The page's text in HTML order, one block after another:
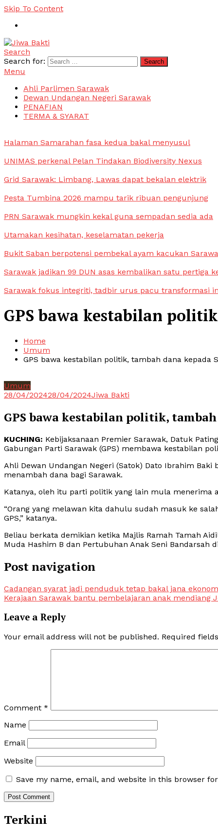
Skip To Content
Jiwa Bakti
Suara PBB Sarawak
Search
Search for:
Menu
Ahli Parlimen Sarawak
Dewan Undangan Negeri Sarawak
PENAFIAN
TERMA & SYARAT
Halaman Samarahan fasa kedua bakal menyusul
UNIMAS perkenal Pelan Tindakan Biodiversity Nexus
Grid Sarawak: Limbang, Lawas dapat bekalan elektrik
Pesta Tumbina 2026 mampu tarik ribuan pengunjung
PRN Sarawak mungkin kekal guna sempadan sedia ada
Utamakan kesihatan, keselamatan pekerja
Bukit Saban berpotensi pembekal ayam kacukan
Sarawak jadikan 99 DUN asas kembalikan satu pertiga
Sarawak fokus integriti, tadbir urus pacu transformasi
GPS bawa kestabilan
Home
Umum
GPS bawa kestabilan politik, tambah dana kepada
Umum
28/04/202428/04/2024Jiwa Bakti
GPS bawa kestabilan politik,
KUCHING: Kebijaksanaan Premier Sarawak, Datuk
Gabungan Parti Sarawak (GPS) membawa kestabilan
Ahli Dewan Undangan Negeri (Satok) Dato Ibrahim
menambah dana bagi Sarawak.
Katanya, oleh itu parti politik yang lain mula menerima
“Orang yang melawan kita dahulu sudah masuk ke
GPS,” katanya.
Beliau berkata demikian ketika Majlis Ramah Tamah
Muda Hashim B dan Pertubuhan Anak Seni Bandarsah
Post navigation
Cadangan syarat jadi penduduk tetap bakal jana
Kerajaan Sarawak bantu pembelajaran anak mendiang
Leave a Reply
Your email address will not be published. Required
Comment *
Name
Email
Website
Save my name, email, and website in this browser
Terkini